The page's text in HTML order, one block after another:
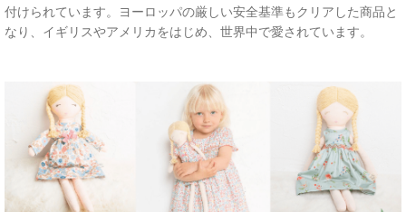
付けられています。ヨーロッパの厳しい安全基準もクリアした商品と
なり、イギリスやアメリカをはじめ、世界中で愛されています。